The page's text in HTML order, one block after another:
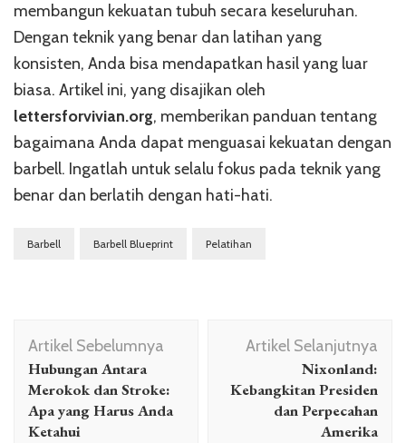
membangun kekuatan tubuh secara keseluruhan.
Dengan teknik yang benar dan latihan yang
konsisten, Anda bisa mendapatkan hasil yang luar
biasa. Artikel ini, yang disajikan oleh
lettersforvivian.org, memberikan panduan tentang
bagaimana Anda dapat menguasai kekuatan dengan
barbell. Ingatlah untuk selalu fokus pada teknik yang
benar dan berlatih dengan hati-hati.
Barbell Barbell Blueprint Pelatihan
Navigasi
Artikel
Artikel Sebelumnya
Hubungan Antara
Merokok dan Stroke:
Apa yang Harus Anda
Ketahui
Artikel Selanjutnya
Nixonland:
Kebangkitan Presiden
dan Perpecahan
Amerika